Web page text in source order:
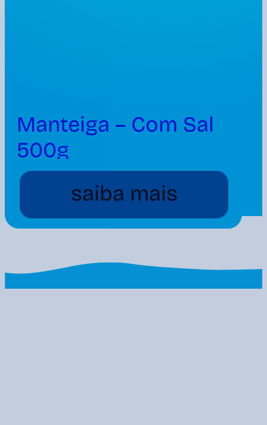
Manteiga – Com Sal
500g
saiba mais